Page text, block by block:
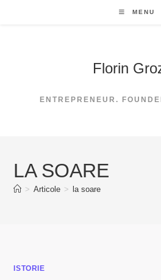
MENU
Florin
ENTREPRENEUR.
LA SOARE
> Articole > la soare
ISTORIE